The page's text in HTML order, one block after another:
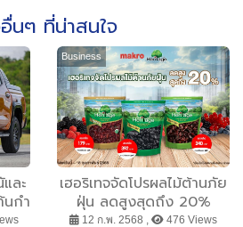
นๆ ที่น่าสนใจ
ละ
นกํา
Business
เฮอริเทจจัดโปรผลไม้ต้านภัย
ฝุ่น ลดสูงสุดถึง 20%
12 ก.พ. 2568 , 476 Views